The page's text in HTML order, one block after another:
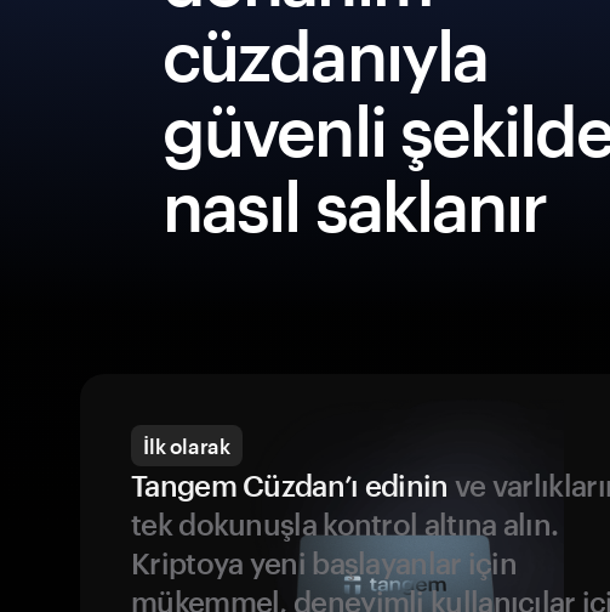
cüzdanıyla
güvenli
nasıl saklanır
İlk olarak
Tangem Cüzdan’ı edinin ve
tek dokunuşla kontrol altına alın.
Kriptoya yeni başlayanlar için
mükemmel, deneyimli kullanıcılar